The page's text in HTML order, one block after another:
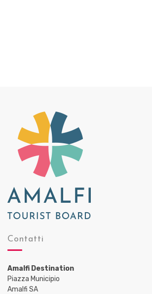
Contatti
Amalfi Destination
Piazza Municipio
Amalfi SA